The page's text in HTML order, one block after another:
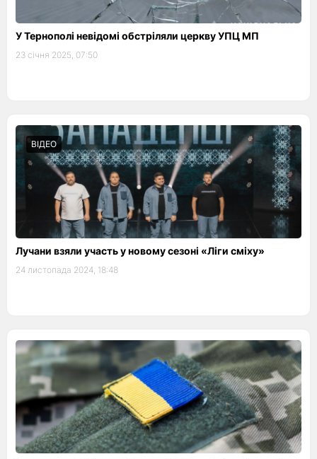
У Тернополі невідомі обстріляли церкву УПЦ МП
23 січня 2025, 07:50
ВІДЕО
Лучани взяли участь у новому сезоні «Ліги сміху»
24 листопада 2024, 18:48